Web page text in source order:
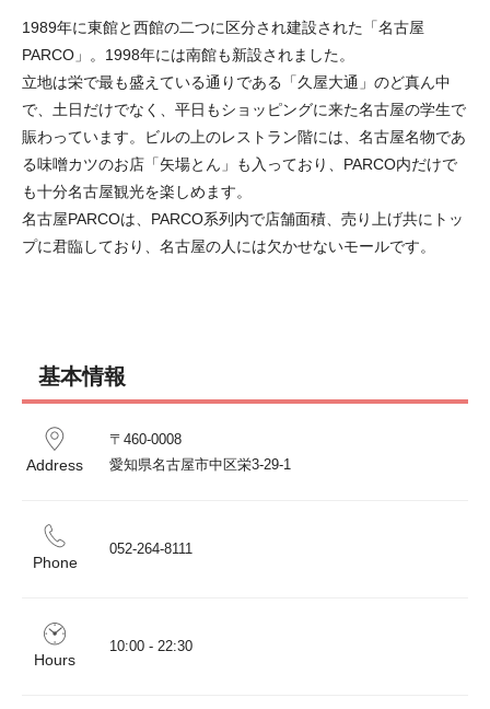
1989年に東館と西館の二つに区分され建設された「名古屋
PARCO」。1998年には南館も新設されました。
立地は栄で最も盛えている通りである「久屋大通」のど真ん中
で、土日だけでなく、平日もショッピングに来た名古屋の学生で
賑わっています。ビルの上のレストラン階には、名古屋名物であ
る味噌カツのお店「矢場とん」も入っており、PARCO内だけで
も十分名古屋観光を楽しめます。
名古屋PARCOは、PARCO系列内で店舗面積、売り上げ共にトッ
プに君臨しており、名古屋の人には欠かせないモールです。
基本情報
Address
〒460-0008
愛知県名古屋市中区栄3-29-1
Phone
052-264-8111
Hours
10:00 - 22:30